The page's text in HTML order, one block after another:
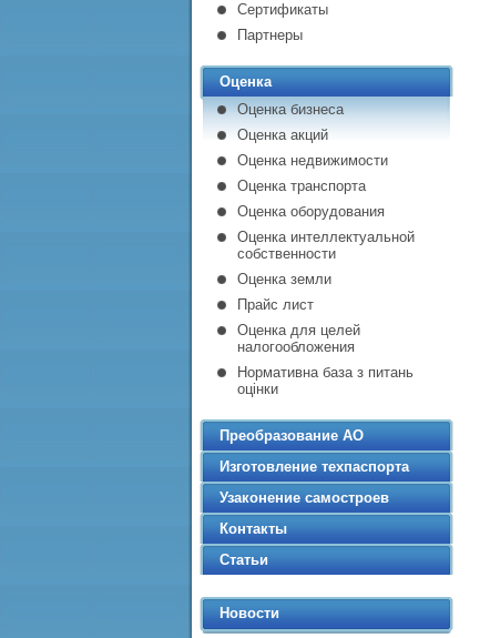
Сертификаты
Партнеры
Оценка
Оценка бизнеса
Оценка акций
Оценка недвижимости
Оценка транспорта
Оценка оборудования
Оценка интеллектуальной
собственности
Оценка земли
Прайс лист
Оценка для целей
налогообложения
Нормативна база з питань
оцінки
Преобразование АО
Изготовление техпаспорта
Узаконение самостроев
Контакты
Статьи
Новости